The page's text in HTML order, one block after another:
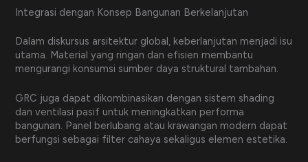
Integrasi dengan Konsep Bangunan Berkelanjutan
Dalam diskursus arsitektur global, keberlanjutan menjadi isu
utama. Material yang ringan dan efisien membantu
mengurangi konsumsi sumber daya struktural tambahan.
GRC juga dapat dikombinasikan dengan sistem shading
dan ventilasi pasif untuk meningkatkan performa
bangunan. Panel berlubang atau krawangan modern dapat
berfungsi sebagai filter cahaya sekaligus elemen estetika.